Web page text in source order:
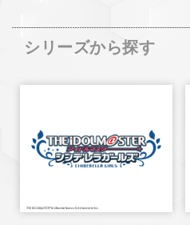
シリーズから探す